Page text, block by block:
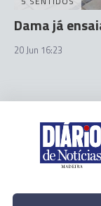
Dama já
20 Jun 16:23